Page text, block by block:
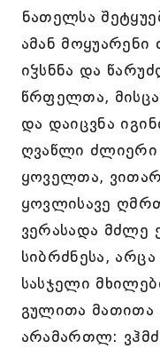
ნათელსა
ამან მოყუარენი
იჴსნნა და
წრფელთა, მისცა
და დაიცვნა
ღვაწლი ძლიერი
ყოველთა,
ყოვლისავე
ვერასადა მძლე
სიბრძნესა,
სასჯელი
გულითა მათითა
არამართლ: